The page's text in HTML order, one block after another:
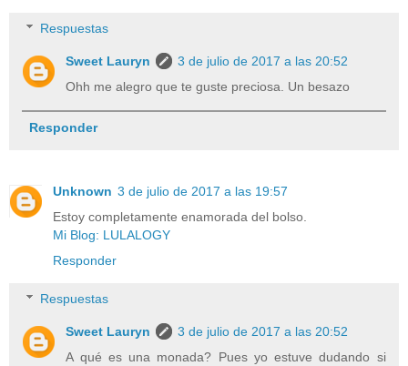
Respuestas
Sweet Lauryn
3 de julio de 2017 a las 20:52
Ohh me alegro que te guste preciosa. Un besazo
Responder
Unknown 3 de julio de 2017 a las 19:57
Estoy completamente enamorada del bolso.
Mi Blog: LULALOGY
Responder
Respuestas
Sweet Lauryn
3 de julio de 2017 a las 20:52
A qué es una monada? Pues yo estuve dudando si